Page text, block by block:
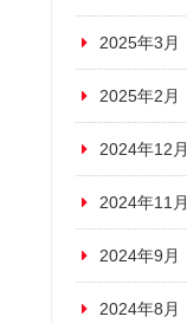
2025年3月
2025年2月
2024年12月
2024年11月
2024年9月
2024年8月